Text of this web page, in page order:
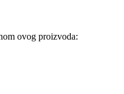
ovog proizvoda: